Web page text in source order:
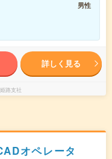
男性
詳しく見る
路支社
オペレータ